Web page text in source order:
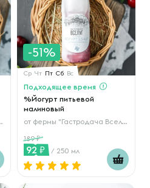
-51%
Ср Чт Пт Сб Вс
Подходящее время
%Йогурт питьевой
малиновый
от фермы "Гастродача Вселуг"
189
92 / 250 мл